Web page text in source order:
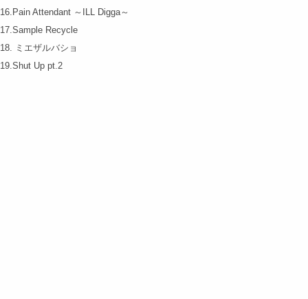
16.Pain Attendant ～ILL Digga～
17.Sample Recycle
18. ミエザルバショ
19.Shut Up pt.2